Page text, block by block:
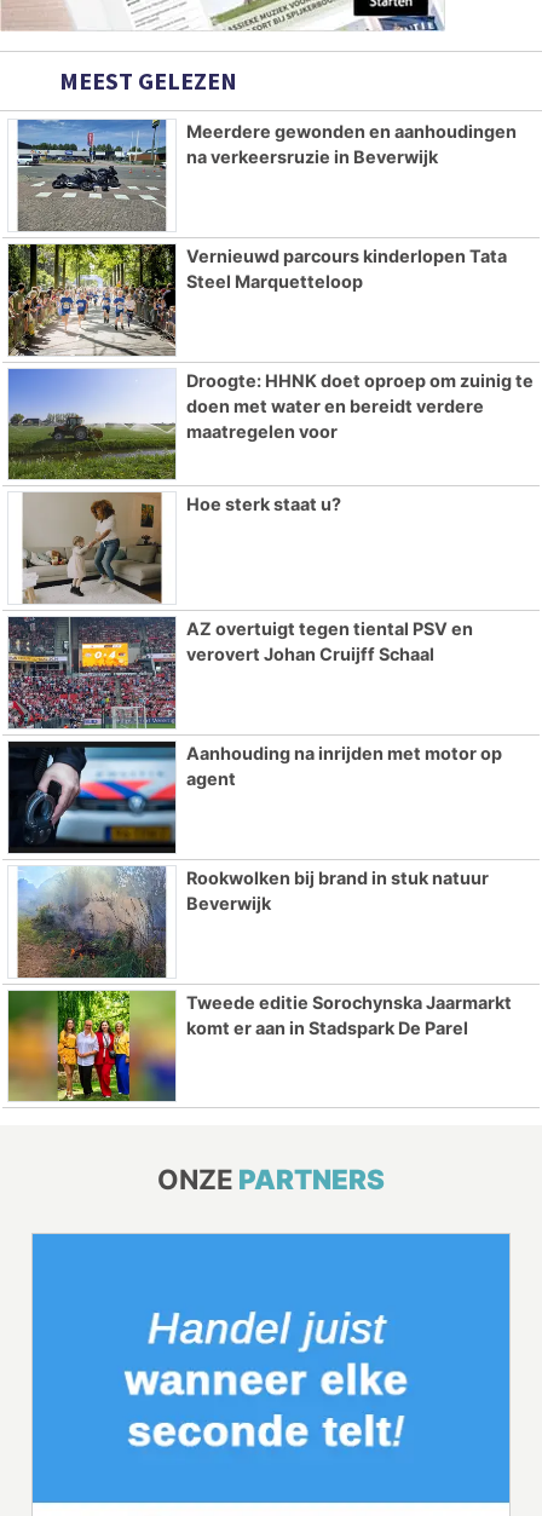
MEEST GELEZEN
Meerdere gewonden en aanhoudingen
na verkeersruzie in Beverwijk
Vernieuwd parcours kinderlopen Tata
Steel Marquetteloop
Droogte: HHNK doet oproep om zuinig te
doen met water en bereidt verdere
maatregelen voor
Hoe sterk staat u?
AZ overtuigt tegen tiental PSV en
verovert Johan Cruijff Schaal
Aanhouding na inrijden met motor op
agent
Rookwolken bij brand in stuk natuur
Beverwijk
Tweede editie Sorochynska Jaarmarkt
komt er aan in Stadspark De Parel
ONZE PARTNERS